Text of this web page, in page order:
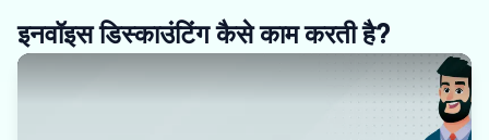
इनवॉइस डिस्काउंटिंग कैसे काम करती है?